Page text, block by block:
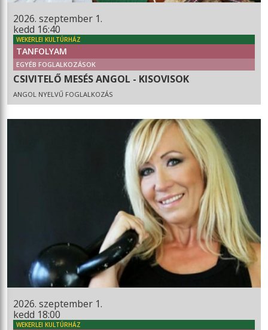
2026. szeptember 1.
kedd 16:40
WEKERLEI KULTÚRHÁZ
TANFOLYAM
EGYÉB FOGLALKOZÁSOK
CSIVITELŐ MESÉS ANGOL - KISOVISOK
ANGOL NYELVŰ FOGLALKOZÁS
2026. szeptember 1.
kedd 18:00
WEKERLEI KULTÚRHÁZ